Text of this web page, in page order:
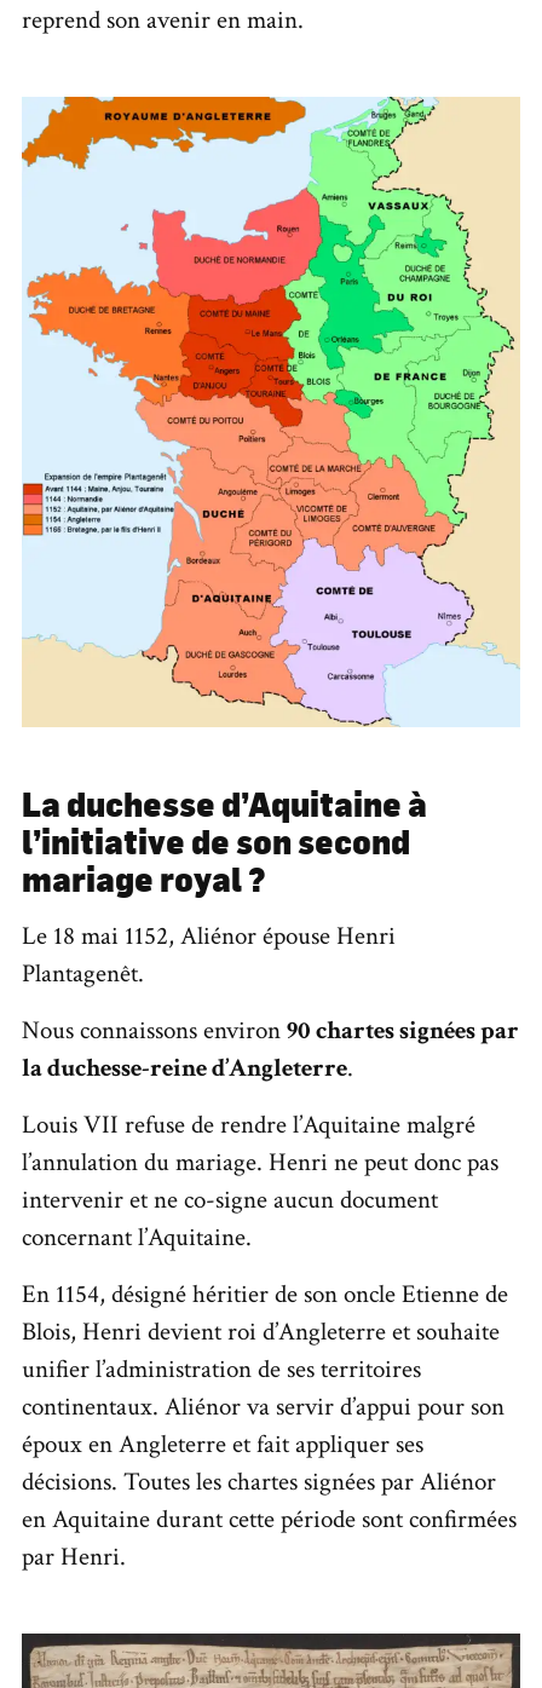
reprend son avenir en main.
La duchesse d’Aquitaine à
l’initiative de son second
mariage royal ?
Le 18 mai 1152, Aliénor épouse Henri
Plantagenêt.
Nous connaissons environ90 chartes signées par
la duchesse-reine d’Angleterre.
Louis VII refuse de rendre l’Aquitaine malgré
l’annulation du mariage. Henri ne peut donc pas
intervenir et ne co-signe aucun document
concernant l’Aquitaine.
En 1154, désigné héritier de son oncle Etienne de
Blois, Henri devient roi d’Angleterre et souhaite
unifier l’administration de ses territoires
continentaux. Aliénor va servir d’appui pour son
époux en Angleterre et fait appliquer ses
décisions. Toutes les chartes signées par Aliénor
en Aquitaine durant cette période sont confirmées
par Henri.